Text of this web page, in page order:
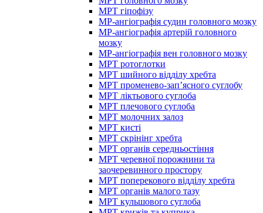
МРТ гіпофізу
МР-ангіографія судин головного мозку
МР-ангіографія артерій головного
мозку
МР-ангіографія вен головного мозку
МРТ ротоглотки
МРТ шийного відділу хребта
МРТ променево-зап’ясного суглобу
МРТ ліктьового суглоба
МРТ плечового суглоба
МРТ молочних залоз
МРТ кисті
МРТ скрінінг хребта
МРТ органів середньостіння
МРТ черевної порожнини та
заочеревинного простору
МРТ поперекового відділу хребта
МРТ органів малого тазу
МРТ кульшового суглоба